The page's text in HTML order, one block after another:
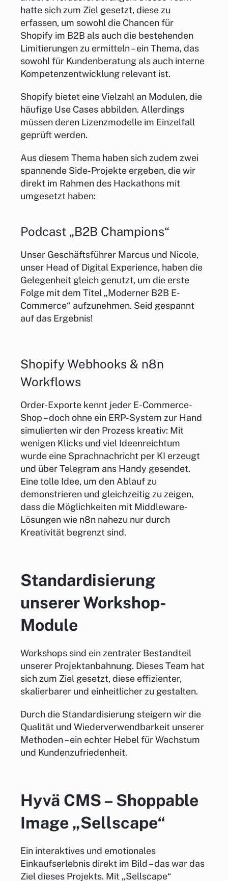
hatte sich zum Ziel gesetzt, diese zu
erfassen, um sowohl die Chancen für
Shopify im B2B als auch die bestehenden
Limitierungen zu ermitteln – ein Thema, das
sowohl für Kundenberatung als auch interne
Kompetenzentwicklung relevant ist.
Shopify bietet eine Vielzahl an Modulen, die
häufige Use Cases abbilden. Allerdings
müssen deren Lizenzmodelle im Einzelfall
geprüft werden.
Aus diesem Thema haben sich zudem zwei
spannende Side-Projekte ergeben, die wir
direkt im Rahmen des Hackathons mit
umgesetzt haben:
Podcast „B2B Champions“
Unser Geschäftsführer Marcus und Nicole,
unser Head of Digital Experience, haben die
Gelegenheit gleich genutzt, um die erste
Folge mit dem Titel „Moderner B2B E-
Commerce“ aufzunehmen. Seid gespannt
auf das Ergebnis!
Shopify Webhooks & n8n
Workflows
Order-Exporte kennt jeder E-Commerce-
Shop – doch ohne ein ERP-System zur Hand
simulierten wir den Prozess kreativ: Mit
wenigen Klicks und viel Ideenreichtum
wurde eine Sprachnachricht per KI erzeugt
und über Telegram ans Handy gesendet.
Eine tolle Idee, um den Ablauf zu
demonstrieren und gleichzeitig zu zeigen,
dass die Möglichkeiten mit Middleware-
Lösungen wie n8n nahezu nur durch
Kreativität begrenzt sind.
Standardisierung
unserer Workshop-
Module
Workshops sind ein zentraler Bestandteil
unserer Projektanbahnung. Dieses Team hat
sich zum Ziel gesetzt, diese effizienter,
skalierbarer und einheitlicher zu gestalten.
Durch die Standardisierung steigern wir die
Qualität und Wiederverwendbarkeit unserer
Methoden – ein echter Hebel für Wachstum
und Kundenzufriedenheit.
Hyvä CMS – Shoppable
Image „Sellscape“
Ein interaktives und emotionales
Einkaufserlebnis direkt im Bild – das war das
Ziel dieses Projekts. Mit „Sellscape“